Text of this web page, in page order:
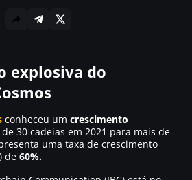
explosiva do
conheceu um crescimento
30 cadeias em 2021 para mais de
uma taxa de crescimento
de 60%.